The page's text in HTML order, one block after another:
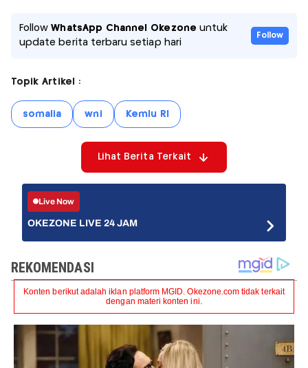
FollowWhatsApp Channel Okezone untuk
update berita terbaru setiap hari
Follow
Topik Artikel :
somalia wni Kemlu RI
Lihat Berita Terkait
Live Now
OKEZONE LIVE 24 JAM